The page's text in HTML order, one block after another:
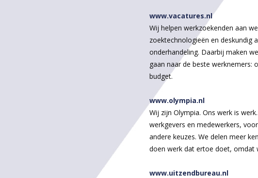
www.vacatures.nl
Wij helpen werkzoekenden aan
zoektechnologieën en deskundig
onderhandeling. Daarbij maken
gaan naar de beste werknemers:
budget.
www.olympia.nl
Wij zijn Olympia. Ons werk is
werkgevers en medewerkers,
andere keuzes. We delen meer
doen werk dat ertoe doet, omdat
www.uitzendbureau.nl